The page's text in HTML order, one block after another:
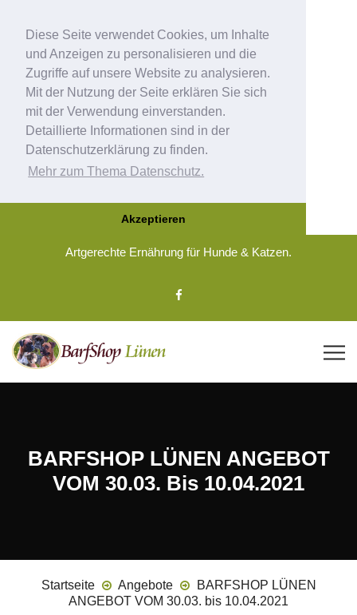
Diese Seite verwendet Cookies, um Inhalte
und Anzeigen zu personalisieren und die
Zugriffe auf unsere Website zu analysieren.
Mit der Nutzung der Seite erklären Sie sich
mit der Verwendung einverstanden.
Detaillierte Informationen sind in der
Datenschutzerklärung zu finden.
Mehr zum Thema Datenschutz.
Akzeptieren
Artgerechte Ernährung für Hunde & Katzen.
BARFSHOP LÜNEN ANGEBOT
VOM 30.03. Bis 10.04.2021
Startseite Angebote
BARFSHOP LÜNEN
ANGEBOT VOM 30.03. bis 10.04.2021